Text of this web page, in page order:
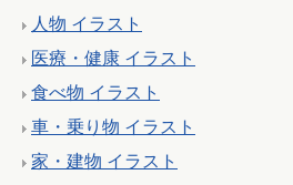
人物 イラスト
医療・健康 イラスト
食べ物 イラスト
車・乗り物 イラスト
家・建物 イラスト